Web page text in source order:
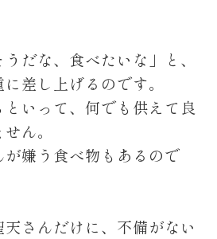
だな、食べたいな」と、
差し上げるのです。
といって、何でも供えて良
ん。
嫌う食べ物もあるので
さんだけに、不備がない